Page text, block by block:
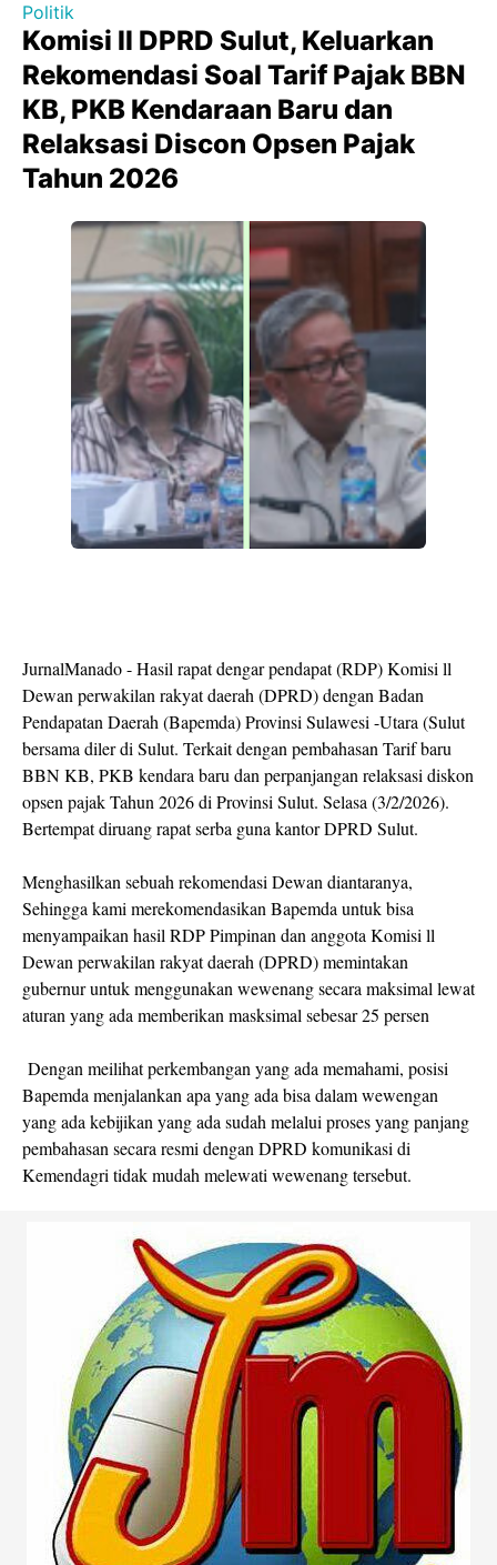
Politik
Komisi ll DPRD Sulut, Keluarkan
Rekomendasi Soal Tarif Pajak BBN
KB, PKB Kendaraan Baru dan
Relaksasi Discon Opsen Pajak
Tahun 2026
JurnalManado - Hasil rapat dengar pendapat (RDP) Komisi ll
Dewan perwakilan rakyat daerah (DPRD) dengan Badan
Pendapatan Daerah (Bapemda) Provinsi Sulawesi -Utara (Sulut
bersama diler di Sulut. Terkait dengan pembahasan Tarif baru
BBN KB, PKB kendara baru dan perpanjangan relaksasi diskon
opsen pajak Tahun 2026 di Provinsi Sulut. Selasa (3/2/2026).
Bertempat diruang rapat serba guna kantor DPRD Sulut.
Menghasilkan sebuah rekomendasi Dewan diantaranya,
Sehingga kami merekomendasikan Bapemda untuk bisa
menyampaikan hasil RDP Pimpinan dan anggota Komisi ll
Dewan perwakilan rakyat daerah (DPRD) memintakan
gubernur untuk menggunakan wewenang secara maksimal lewat
aturan yang ada memberikan masksimal sebesar 25 persen
Dengan meilihat perkembangan yang ada memahami, posisi
Bapemda menjalankan apa yang ada bisa dalam wewengan
yang ada kebijikan yang ada sudah melalui proses yang panjang
pembahasan secara resmi dengan DPRD komunikasi di
Kemendagri tidak mudah melewati wewenang tersebut.